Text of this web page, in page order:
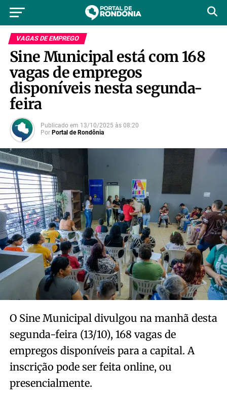
VAGAS DE EMPREGO
Sine Municipal está com 168
vagas de empregos
disponíveis nesta segunda-
feira
Publicado em 13/10/2025 às 08:20
Por Portal de Rondônia
O Sine Municipal divulgou na manhã desta
segunda-feira (13/10), 168 vagas de
empregos disponíveis para a capital. A
inscrição pode ser feita online, ou
presencialmente.